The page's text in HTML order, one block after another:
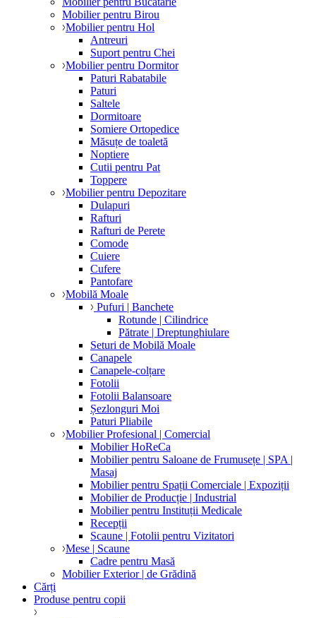
Mobilier pentru Birou
Mobilier pentru Hol
Antreuri
Suport pentru Chei
Mobilier pentru Dormitor
Paturi Rabatabile
Paturi
Saltele
Dormitoare
Somiere Ortopedice
Măsuțe de toaletă
Noptiere
Cutii pentru Pat
Toppere
Mobilier pentru Depozitare
Dulapuri
Rafturi
Rafturi de Perete
Comode
Cuiere
Cufere
Pantofare
Mobilă Moale
Pufuri | Banchete
Rotunde | Cilindrice
Pătrate | Dreptunghiulare
Seturi de Mobilă Moale
Canapele
Canapele-colțare
Fotolii
Fotolii Balansoare
Șezlonguri Moi
Paturi Pliabile
Mobilier Profesional | Comercial
Mobilier HoReCa
Mobilier pentru Saloane de Frumusețe | SPA |
Masaj
Mobilier pentru Spații Comerciale | Expoziții
Mobilier de Producție | Industrial
Mobilier pentru Instituții Medicale
Recepții
Scaune | Fotolii pentru Vizitatori
Mese | Scaune
Cadre pentru Masă
Mobilier Exterior | de Grădină
Cărți
Produse pentru copii